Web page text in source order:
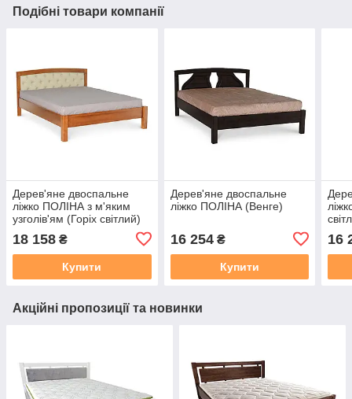
Подібні товари компанії
Дерев'яне двоспальне
ліжко ПОЛІНА з м'яким
узголів'ям (Горіх світлий)
18 158 ₴
Купити
Дерев'яне двоспальне
ліжко ПОЛІНА (Венге)
16 254₴
Купити
16
Акційні пропозиції та новинки